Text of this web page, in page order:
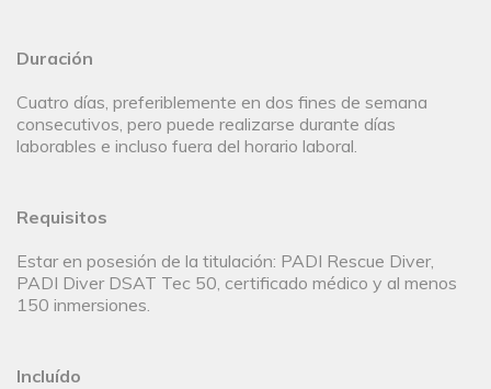
Duración
Cuatro días, preferiblemente en dos fines de semana
consecutivos, pero puede realizarse durante días
laborables e incluso fuera del horario laboral.
Requisitos
Estar en posesión de la titulación: PADI Rescue Diver,
PADI Diver DSAT Tec 50, certificado médico y al menos
150 inmersiones.
Incluído